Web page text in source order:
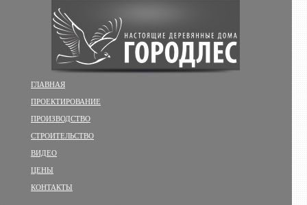
ГЛАВНАЯ
ПРОЕКТИРОВАНИЕ
ПРОИЗВОДСТВО
СТРОИТЕЛЬСТВО
ВИДЕО
ЦЕНЫ
КОНТАКТЫ